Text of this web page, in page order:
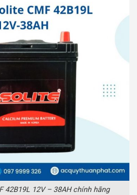
42B19L 12V – 38AH chính hãng